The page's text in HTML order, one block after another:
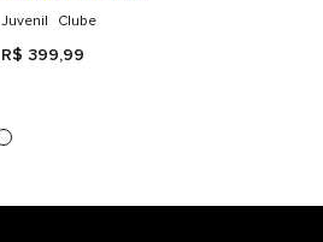
Juvenil
Clube
R$ 399,99